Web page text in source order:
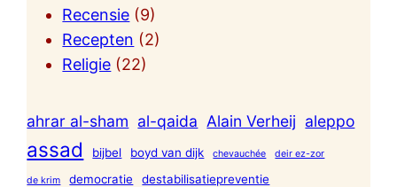
Recensie (9)
Recepten (2)
Religie (22)
ahrar al-sham al-qaida Alain Verheij aleppo
assad bijbel boyd van dijk chevauchée deir ez-zor
de krim democratie destabilisatiepreventie